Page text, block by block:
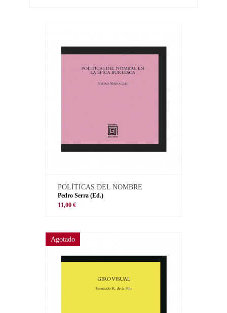
POLÍTICAS DEL NOMBRE
Pedro Serra (Ed.)
11,00 €
Agotado